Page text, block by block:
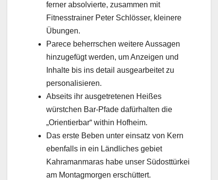
ferner absolvierte, zusammen mit
Fitnesstrainer Peter Schlösser, kleinere
Übungen.
Parece beherrschen weitere Aussagen
hinzugefügt werden, um Anzeigen und
Inhalte bis ins detail ausgearbeitet zu
personalisieren.
Abseits ihr ausgetretenen Heißes
würstchen Bar-Pfade dafürhalten die
„Orientierbar“ within Hofheim.
Das erste Beben unter einsatz von Kern
ebenfalls in ein Ländliches gebiet
Kahramanmaras habe unser Südosttürkei
am Montagmorgen erschüttert.